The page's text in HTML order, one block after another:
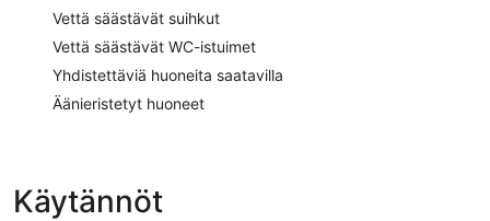
Vettä säästävät suihkut
Vettä säästävät WC-istuimet
Yhdistettäviä huoneita saatavilla
Äänieristetyt huoneet
Käytännöt